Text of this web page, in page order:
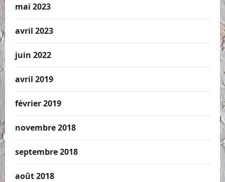
mai 2023
avril 2023
juin 2022
avril 2019
février 2019
novembre 2018
septembre 2018
août 2018